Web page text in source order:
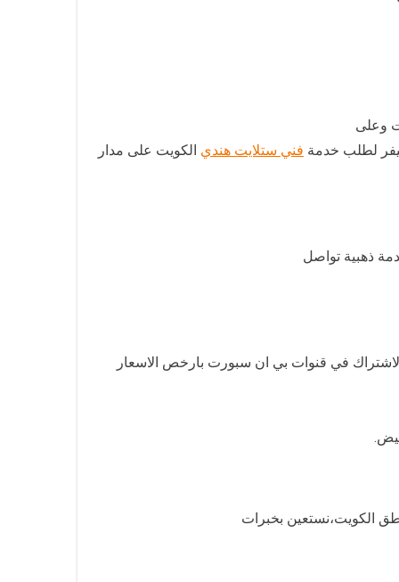
وعلى
لطلب خدمة فني ستلايت هندي الكويت على مدار
ذهبية تواصل
في قنوات بي ان سبورت بارخص الاسعار